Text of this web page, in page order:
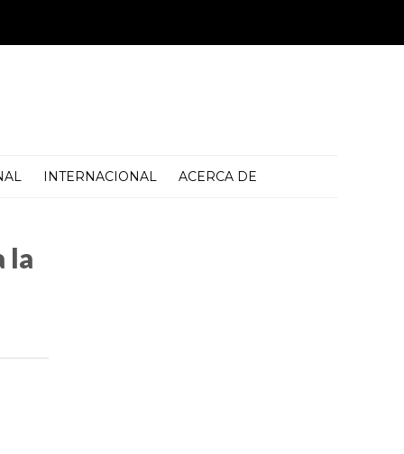
INTERNACIONAL ACERCA DE
la